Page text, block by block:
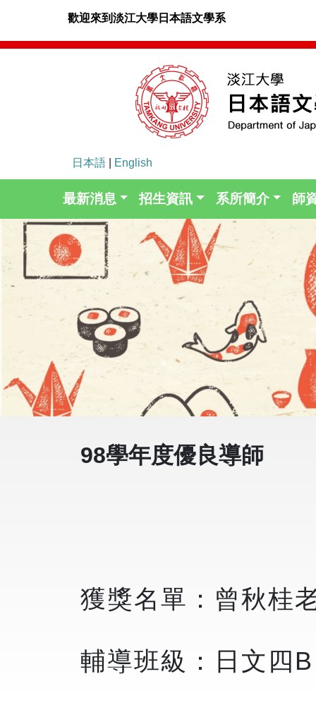
歡迎來到淡江大學日本語文學系
日本語 English
最新消息 招生資訊 系所簡介 師
98學年度優良導師
獲獎名單：曾秋桂
輔導班級：日文四B